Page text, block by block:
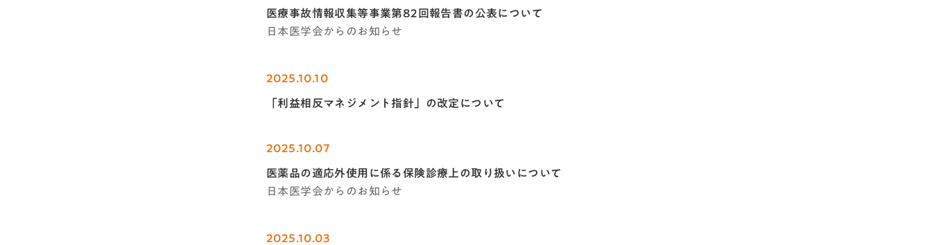
医療事故情報収集等事業第82回報告書の公表について
日本医学会からのお知らせ
2025.10.10
「利益相反マネジメント指針」の改定について
2025.10.07
医薬品の適応外使用に係る保険診療上の取り扱いについて
日本医学会からのお知らせ
2025.10.03